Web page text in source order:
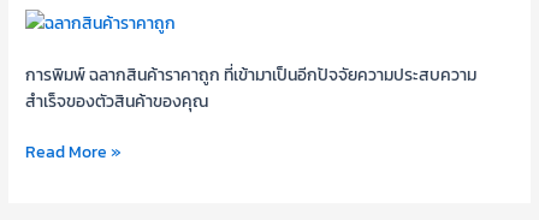
การพิมพ์ ฉลากสินค้าราคาถูก ที่เข้ามาเป็นอีกปัจจัยความประสบความ
สำเร็จของตัวสินค้าของคุณ
พิมพ์
สินค้า
ราคา
กับ
Read More »